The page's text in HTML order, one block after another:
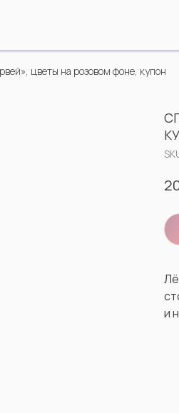
цветы на розовом фоне, купон
и